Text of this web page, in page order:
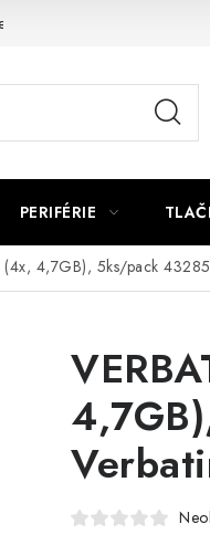
od zmluvy
PERIFÉRIE
(4x, 4,7GB), 5ks/pack